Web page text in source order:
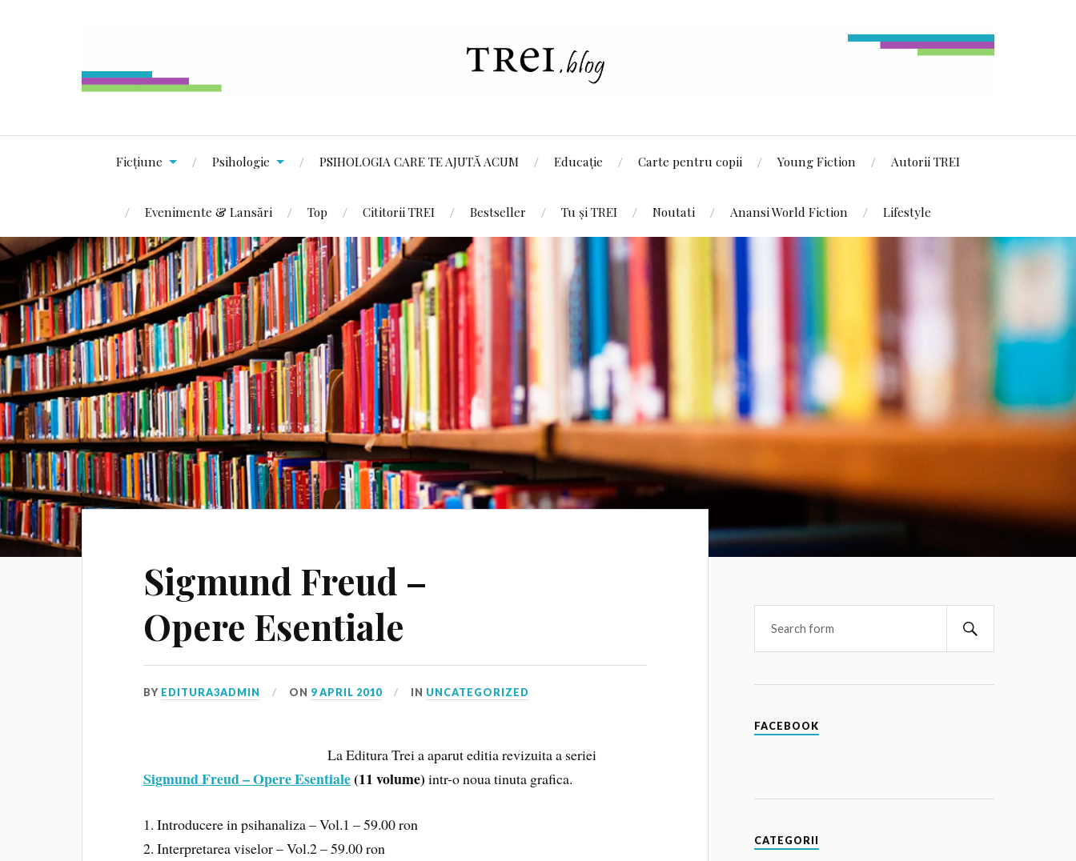
Ficțiune Psihologie PSIHOLOGIA CARE TE AJUTĂ ACUM Educație Carte pentru copii Young Fiction Autorii TREI
Evenimente & Lansări Top Cititorii TREI Bestseller Tu și TREI Noutati Anansi World Fiction Lifestyle
Sigmund Freud –
Opere Esentiale
BY EDITURA3ADMIN ON 9 APRIL 2010 IN UNCATEGORIZED
La Editura Trei a aparut editia revizuita a seriei
Sigmund Freud – Opere Esentiale(11 volume) intr-o noua tinuta grafica.
1. Introducere in psihanaliza – Vol.1 – 59.00 ron
2. Interpretarea viselor – Vol.2 – 59.00 ron
FACEBOOK
CATEGORII